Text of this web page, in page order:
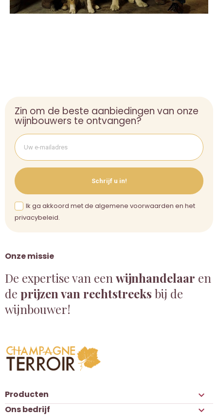
Onze missie
De expertise van een wijnhandelaar en
de prijzen van rechtstreeks bij de
wijnbouwer!
Zin om de beste aanbiedingen van onze
wijnbouwers te ontvangen?
Schrijf u in!
Ik ga akkoord met de algemene voorwaarden en het
privacybeleid.
Producten 
Ons bedrijf 